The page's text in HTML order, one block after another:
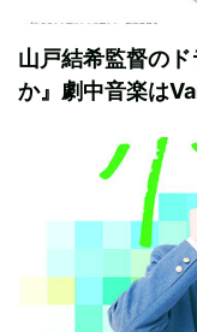
山戸結希監督の
か』劇中音楽は